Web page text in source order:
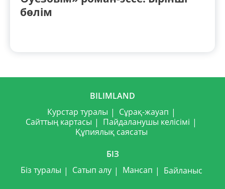
бөлім
BILIMLAND
Курстар туралы
Сұрақ-жауап
Сайттың картасы
Пайдаланушы келісімі
Құпиялық саясаты
БІЗ
Біз туралы
Сатып алу Мансап Байланыс